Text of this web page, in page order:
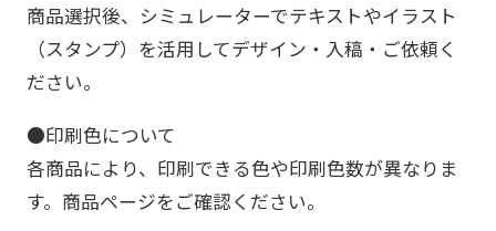
商品選択後、シミュレーターでテキストやイラスト
（スタンプ）を活用してデザイン・入稿・ご依頼く
ださい。
●印刷色について
各商品により、印刷できる色や印刷色数が異なりま
す。商品ページをご確認ください。